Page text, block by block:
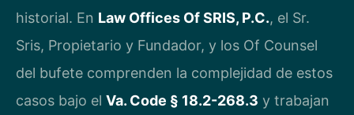
historial. En Law Offices Of SRIS, P.C., el Sr.
Sris, Propietario y Fundador, y los Of Counsel
del bufete comprenden la complejidad de estos
casos bajo el Va. Code § 18.2-268.3 y trabajan